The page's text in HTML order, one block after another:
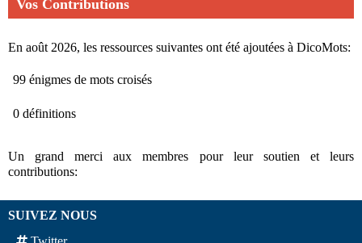
Vos Contributions
En août 2026, les ressources suivantes ont été ajoutées à DicoMots:
99 énigmes de mots croisés
0 définitions
Un grand merci aux membres pour leur soutien et leurs
contributions:
SUIVEZ NOUS